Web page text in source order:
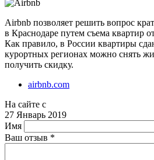
Airbnb позволяет решить вопрос
в Краснодаре путем съема квартир
Как правило, в России квартиры
курортных регионах можно снять
получить скидку.
airbnb.com
На сайте с
27 Январь 2019
Имя
Ваш отзыв *